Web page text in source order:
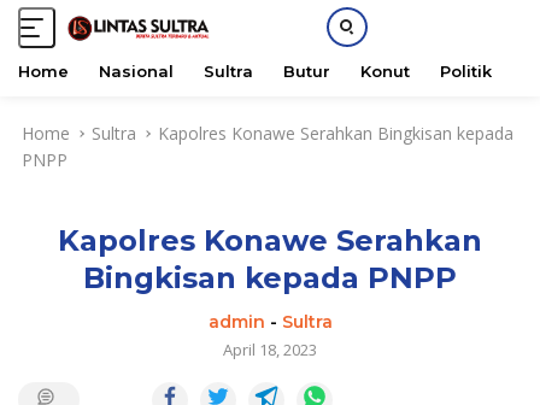
Home Nasional Sultra Butur Konut Politik
Home Sultra
Kapolres Konawe Serahkan Bingkisan kepada
PNPP
Kapolres Konawe Serahkan
Bingkisan kepada PNPP
admin - Sultra
April 18, 2023